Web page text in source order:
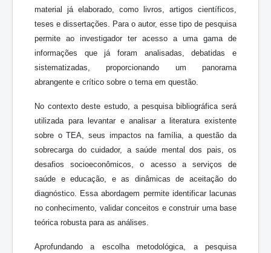
material já elaborado, como livros, artigos científicos,
teses e dissertações. Para o autor, esse tipo de pesquisa
permite ao investigador ter acesso a uma gama de
informações que já foram analisadas, debatidas e
sistematizadas, proporcionando um panorama
abrangente e crítico sobre o tema em questão.
No contexto deste estudo, a pesquisa bibliográfica será
utilizada para levantar e analisar a literatura existente
sobre o TEA, seus impactos na família, a questão da
sobrecarga do cuidador, a saúde mental dos pais, os
desafios socioeconômicos, o acesso a serviços de
saúde e educação, e as dinâmicas de aceitação do
diagnóstico. Essa abordagem permite identificar lacunas
no conhecimento, validar conceitos e construir uma base
teórica robusta para as análises.
Aprofundando a escolha metodológica, a pesquisa